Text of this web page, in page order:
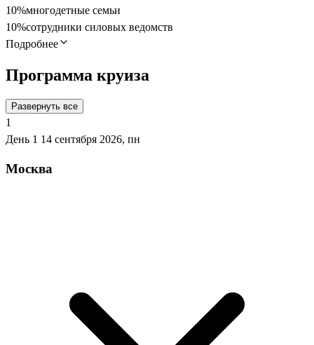
10%многодетные семьи
10%сотрудники силовых ведомств
Подробнее
Программа круиза
Развернуть все
1
День 1 14 сентября 2026, пн
Москва